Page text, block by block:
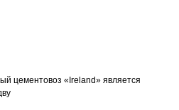
цементовоз «Ireland» является